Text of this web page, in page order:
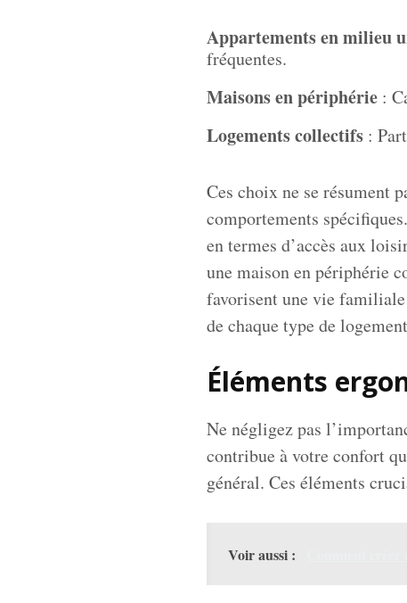
Appartements en milieu
fréquentes.
Maisons en périphérie :
Logements collectifs :
Ces choix ne se résument
comportements
en termes d’accès aux
une maison en périphérie
favorisent une vie
de chaque type de
Éléments
Ne négligez pas
contribue à votre confort
général. Ces éléments
Voir aussi :